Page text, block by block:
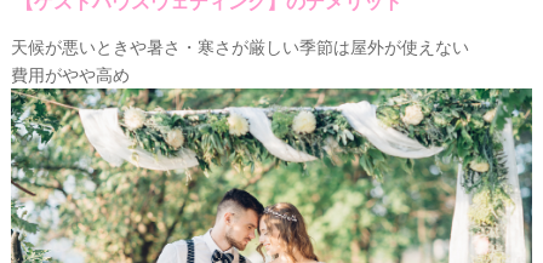
天候が悪いときや暑さ・寒さが厳しい季節は屋外が使えない
費用がやや高め